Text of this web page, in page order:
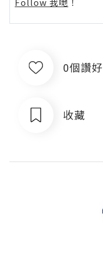
0個讚好
收藏